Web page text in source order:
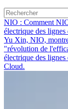
NIO : Comment
électrique des
Yu Xin, NIO,
"révolution de
électrique des
Cloud.